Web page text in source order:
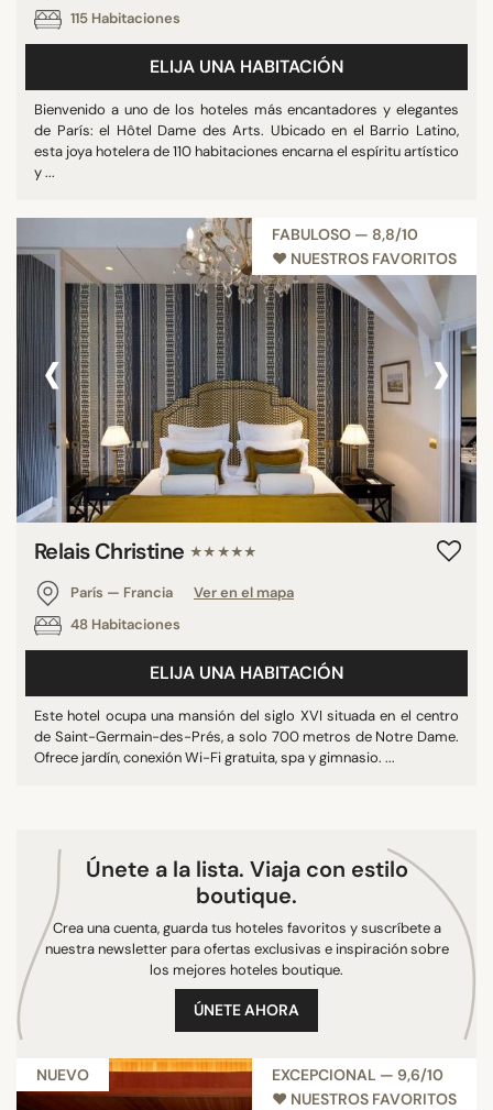
Restaurante
Sala de reuniones
Mostrar más
ESTRELLAS
4 estrellas
5 estrellas
PUNTUACIÓN
7/10
8/10
9/10
BUSCAR
115 Habitaciones
ELIJA UNA HABITACIÓN
Bienvenido a uno de los hoteles más encantadores y elegantes
de París: el Hôtel Dame des Arts. Ubicado en el Barrio Latino,
esta joya hotelera de 110 habitaciones encarna el espíritu artístico
y ...
FABULOSO — 8,8/10
♥︎ NUESTROS FAVORITOS
‹ ›
Relais Christine ★★★★★
París — Francia
Ver en el mapa
48 Habitaciones
ELIJA UNA HABITACIÓN
Este hotel ocupa una mansión del siglo XVI situada en el centro
de Saint-Germain-des-Prés, a solo 700 metros de Notre Dame.
Ofrece jardín, conexión Wi-Fi gratuita, spa y gimnasio. ...
Únete a la lista. Viaja con estilo
boutique.
Crea una cuenta, guarda tus hoteles favoritos y suscríbete a
nuestra newsletter para ofertas exclusivas e inspiración sobre
los mejores hoteles boutique.
ÚNETE AHORA
NUEVO
EXCEPCIONAL — 9,6/10
♥︎ NUESTROS FAVORITOS